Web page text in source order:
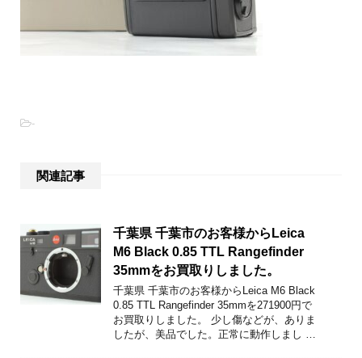
-
関連記事
千葉県 千葉市のお客様からLeica
M6 Black 0.85 TTL Rangefinder
35mmをお買取りしました。
千葉県 千葉市のお客様からLeica M6 Black
0.85 TTL Rangefinder 35mmを271900円で
お買取りしました。 少し傷などが、ありま
したが、美品でした。正常に動作しまし …